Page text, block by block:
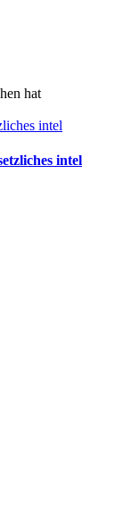
hat
intel